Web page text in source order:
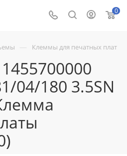
0
— Клеммы для печатных плат
04/180 3.5SN